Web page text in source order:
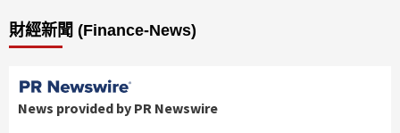
財經新聞 (Finance-News)
News provided by PR Newswire